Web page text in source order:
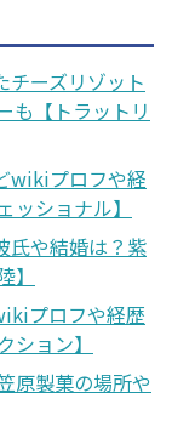
チーズリゾット
も【トラットリ
wikiプロフや経
ショナル】
氏や結婚は？紫
プロフや経歴
ョン】
原製菓の場所や